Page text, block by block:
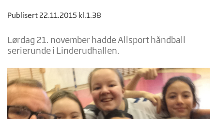
Publisert 22.11.2015 kl.1.38
Lørdag 21. november hadde Allsport håndball
serierunde i Linderudhallen.